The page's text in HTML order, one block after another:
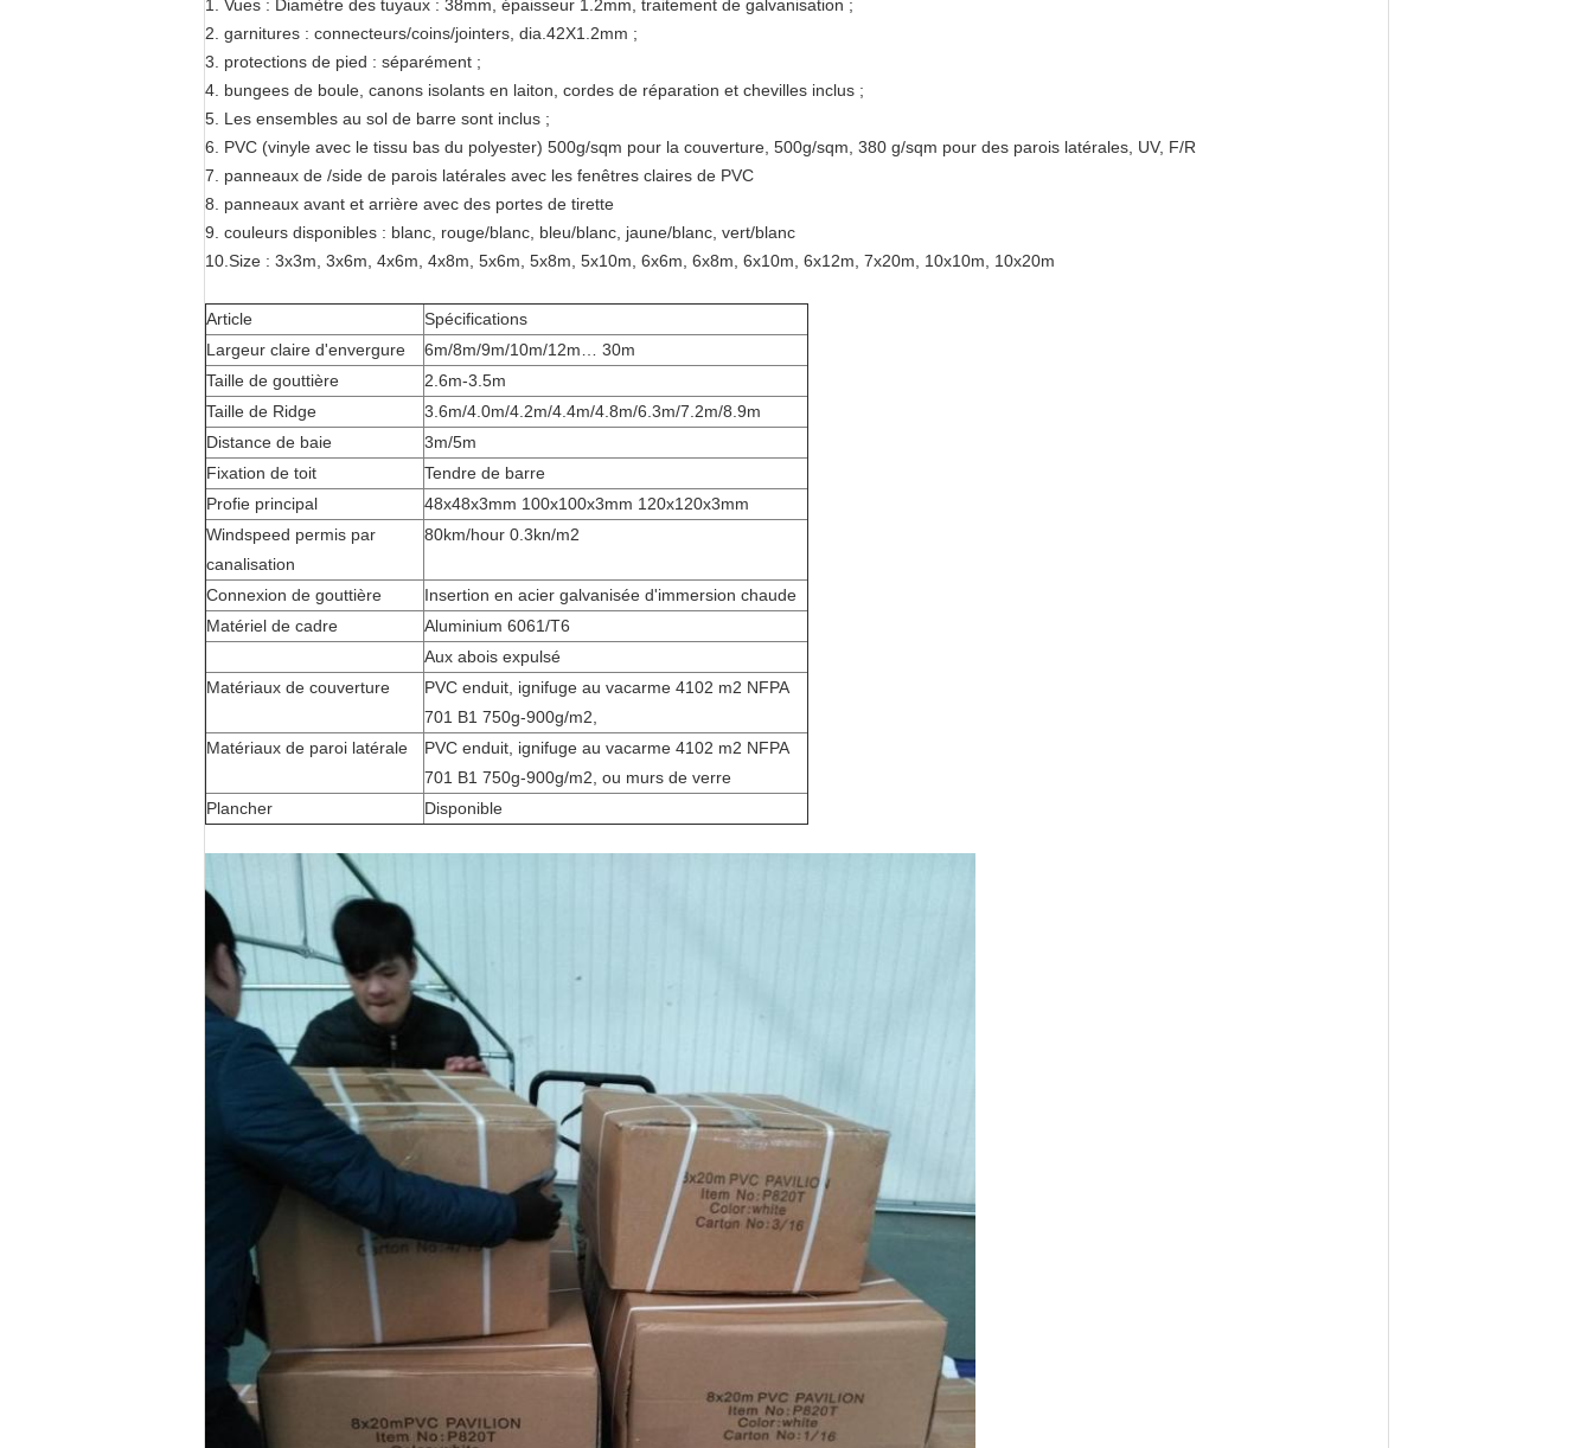
1. Vues : Diamètre des tuyaux : 38mm, épaisseur 1.2mm, traitement de galvanisation ;
2. garnitures : connecteurs/coins/jointers, dia.42X1.2mm ;
3. protections de pied : séparément ;
4. bungees de boule, canons isolants en laiton, cordes de réparation et chevilles inclus ;
5. Les ensembles au sol de barre sont inclus ;
6. PVC (vinyle avec le tissu bas du polyester) 500g/sqm pour la couverture, 500g/sqm, 380 g/sqm pour des parois latérales, UV, F/R
7. panneaux de /side de parois latérales avec les fenêtres claires de PVC
8. panneaux avant et arrière avec des portes de tirette
9. couleurs disponibles : blanc, rouge/blanc, bleu/blanc, jaune/blanc, vert/blanc
10.Size : 3x3m, 3x6m, 4x6m, 4x8m, 5x6m, 5x8m, 5x10m, 6x6m, 6x8m, 6x10m, 6x12m, 7x20m, 10x10m, 10x20m
Article
Spécifications
Largeur claire d'envergure
6m/8m/9m/10m/12m… 30m
Taille de gouttière
2.6m-3.5m
Taille de Ridge
3.6m/4.0m/4.2m/4.4m/4.8m/6.3m/7.2m/8.9m
Distance de baie
3m/5m
Fixation de toit
Tendre de barre
Profie principal
48x48x3mm 100x100x3mm 120x120x3mm
Windspeed permis par
canalisation
80km/hour 0.3kn/m2
Connexion de gouttière
Insertion en acier galvanisée d'immersion chaude
Matériel de cadre
Aluminium 6061/T6
Aux abois expulsé
Matériaux de couverture
PVC enduit, ignifuge au vacarme 4102 m2 NFPA
701 B1 750g-900g/m2,
Matériaux de paroi latérale
PVC enduit, ignifuge au vacarme 4102 m2 NFPA
701 B1 750g-900g/m2, ou murs de verre
Plancher
Disponible